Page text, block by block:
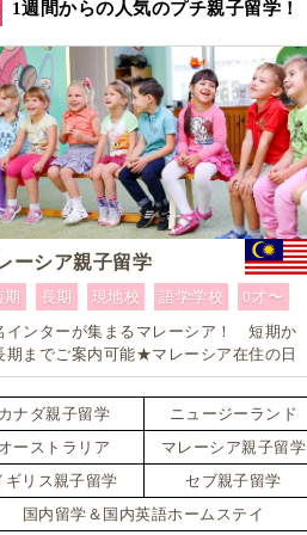
1週間からの人気のプチ親子留学！
ーシア親子留学
期 長期 現地校 語学学校
0才〜
インターが集まるマレーシア！ 短期か
期までご案内可能★マレーシア在住の日
留学コーディネーターがお子様お一人お
りに合ったワンランク上のマレーシア親
学をカスタマイズ
カナダ親子留学
ニュージーランド
オーストラリア
マレーシア親子留学
ギリス親子留学
セブ親子留学
国内留学＆国内英語ホームステイ